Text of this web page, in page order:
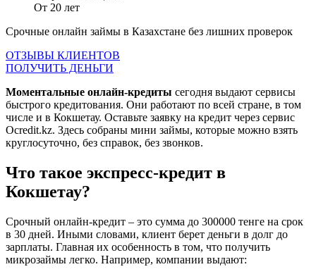
От 20 лет
Срочные онлайн займы в Казахстане без лишних проверок
ОТЗЫВЫ КЛИЕНТОВ
ПОЛУЧИТЬ ДЕНЬГИ
Моментальные онлайн-кредиты сегодня выдают сервисы
быстрого кредитования. Они работают по всей стране, в том
числе и в Кокшетау. Оставьте заявку на кредит через сервис
Ocredit.kz. Здесь собраны мини займы, которые можно взять
круглосуточно, без справок, без звонков.
Что такое экспресс-кредит в
Кокшетау?
Срочный онлайн-кредит – это сумма до 300000 тенге на срок
в 30 дней. Иными словами, клиент берет деньги в долг до
зарплаты. Главная их особенность в том, что получить
микрозаймы легко. Например, компании выдают: